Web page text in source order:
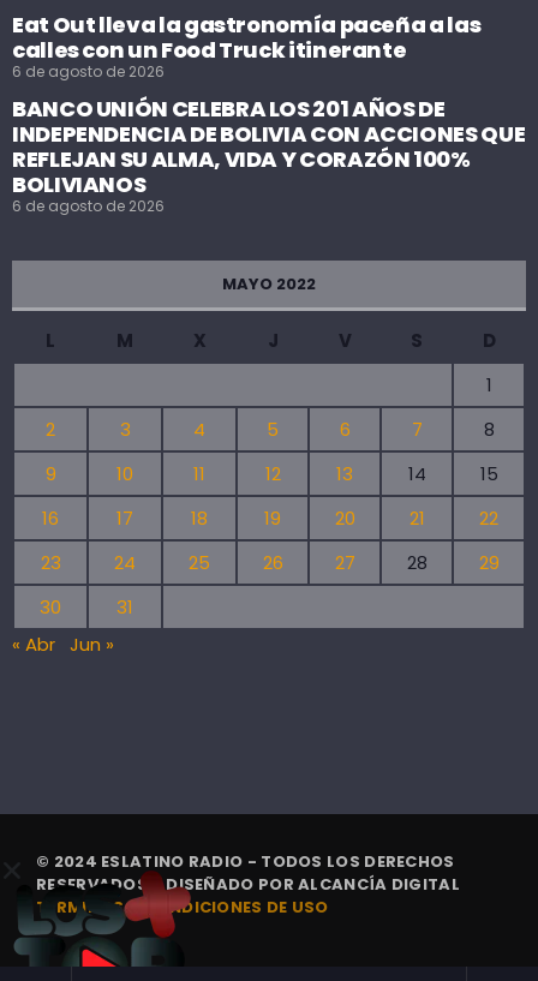
Eat Out lleva la gastronomía paceña a las
calles con un Food Truck itinerante
6 de agosto de 2026
BANCO UNIÓN CELEBRA LOS 201 AÑOS DE
INDEPENDENCIA DE BOLIVIA CON ACCIONES QUE
REFLEJAN SU ALMA, VIDA Y CORAZÓN 100%
BOLIVIANOS
6 de agosto de 2026
MAYO 2022
L M X J V S
D
1
2
3 4 5 6 7
8
9
10 11 12 13 14
15
16
17 18 19 20 21
22
23
24 25 26 27 28
29
30
31
« Abr Jun »
© 2024 ESLATINO RADIO - TODOS LOS DERECHOS
RESERVADOS. | DISEÑADO PORALCANCÍA DIGITAL
TÉRMINOS Y CONDICIONES DE USO